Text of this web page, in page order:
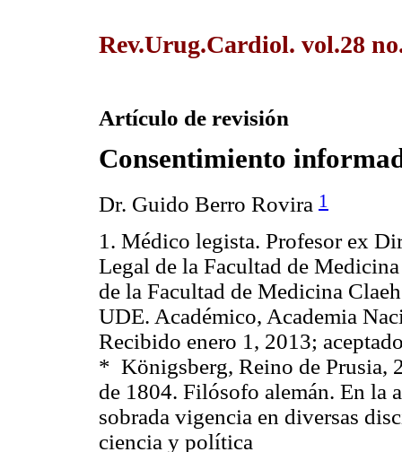
Rev.Urug.Cardiol. vol.28
Artículo de revisión
Consentimiento
Dr. Guido Berro Rovira 1
1. Médico legista. Profesor ex
Legal de la Facultad de
de la Facultad de Medicina
UDE. Académico, Academia
Recibido enero 1, 2013;
* Königsberg, Reino de Prusia,
de 1804. Filósofo alemán. En la
sobrada vigencia en diversas
ciencia y política